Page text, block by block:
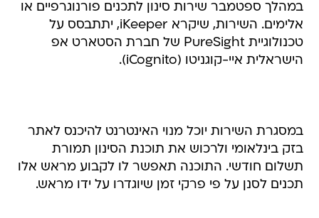
במהלך ספטמבר שירות סינון לתכנים פורנוגרפיים או
אלימים. השירות, שיקרא iKeeper, יתתבסס על
טכנולוגיית PureSight של חברת הסטארט אפ
הישראלית איי-קוגניטו (iCognito).
במסגרת השירות יוכל מנוי האינטרנט להיכנס לאתר
בזק בינלאומי ולרכוש את תוכנת הסינון תמורת
תשלום חודשי. התוכנה תאפשר לו לקבוע מראש אלו
תכנים לסנן על פי פרקי זמן שיוגדרו על ידו מראש.